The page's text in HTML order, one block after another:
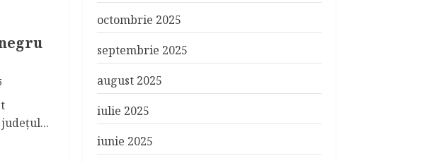
octombrie 2025
septembrie 2025
august 2025
iulie 2025
iunie 2025